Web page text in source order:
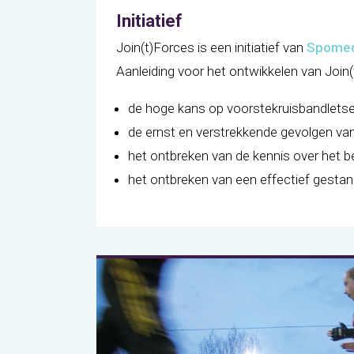
Initiatief
Join(t)Forces is een initiatief van
Aanleiding voor het ontwikkelen van
de hoge kans op
de ernst en verstrekkende gevolgen
het ontbreken van de kennis over het
het ontbreken van een effectief